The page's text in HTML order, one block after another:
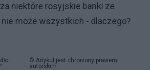
niektóre rosyjskie banki ze
nie może wszystkich - dlaczego?
© Artykuł jest chroniony prawem
autorskim.